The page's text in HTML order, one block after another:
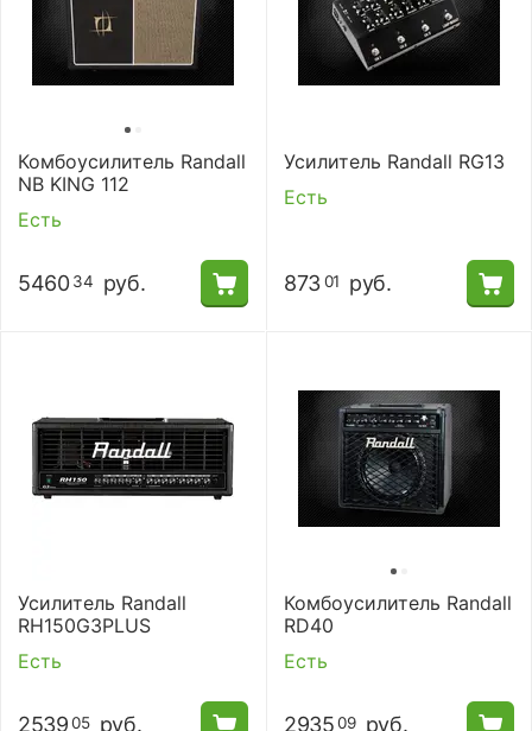
Комбоусилитель Randall
NB KING 112
Есть
5460 34 руб.
Усилитель Randall RG13
Есть
873 01 руб.
Усилитель Randall
RH150G3PLUS
Есть
2539 05 руб.
Комбоусилитель Randall
RD40
Есть
2935 09 руб.